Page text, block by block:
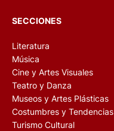
SECCIONES
Literatura
Música
Cine y Artes Visuales
Teatro y Danza
Museos y Artes Plásticas
Costumbres y Tendencias
Turismo Cultural